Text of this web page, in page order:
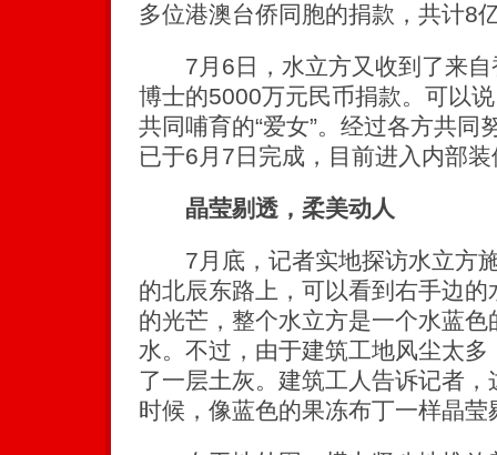
多位港澳台侨同胞的捐款，共计8
7月6日，水立方又收到了来自
博士的5000万元民币捐款。可以
共同哺育的“爱女”。经过各方共同
已于6月7日完成，目前进入内部
晶莹剔透，柔美动人
7月底，记者实地探访水立方施
的北辰东路上，可以看到右手边
的光芒，整个水立方是一个水蓝
水。不过，由于建筑工地风尘太多
了一层土灰。建筑工人告诉记者
时候，像蓝色的果冻布丁一样晶莹